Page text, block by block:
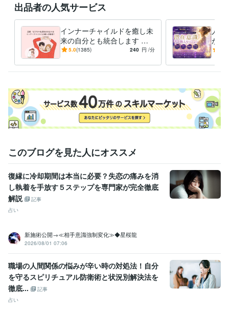
※外出中や予約対応がない限りは、
できるだけご希望に沿いたいと思っています。
なお、鑑定中は、お返事ができない
仕組みになっていますので、お待ちください。
よろしくお願いいたします。
エンジニア / 情報システム・社内SE 経験年数 : 4年
マーケティング / 商品企画・開発 経験年数 : 2年
管理 / 総務 経験年数 : 2年
事務・ビジネスサポート / 事務（一般事務） 経験年数 : 10年
人事 / 労務・給与 経験年数 : 3年
職歴
花蓮 2009年7月 ~ 現在
●●会社 1991年10月 ~ 1993年2月
●●医院 2000年11月 ~ 2004年11月
●●会社 2005年7月 ~ 2006年6月
●●会社
●●小学校 2015年8月 ~ 2019年2月
資格・検定
日商簿記検定2級 取得年 : 2007年
マイクロソフト オフィス スペシャリスト（MOS） 取得年 : 2007年
出品者の人気サービス
インナーチャイルドを癒し未
来の自分とも統合します 両
親へのネガティブな感情が
る？
5.0(1385) 240 円 /分
人生
が叶
実を
てい
このブログを見た人にオススメ
復縁に冷却期間は本当に必要？失恋の痛みを消
し執着を手放す５ステップを専門家が完全徹底
解説
記事
占い
新施術公開→≪相手意識強制変化≫◆星桜龍
2026/08/01 07:06
職場の人間関係の悩みが辛い時の対処法！自分
を守るスピリチュアル防衛術と状況別解決法を
徹底...
記事
占い